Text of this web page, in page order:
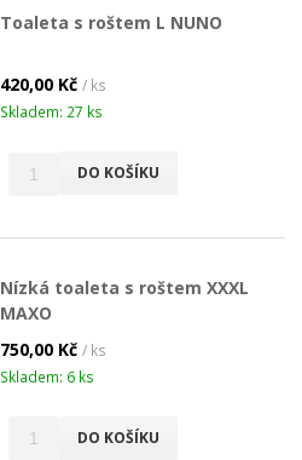
Toaleta s roštem L NUNO
420,00 Kč / ks
Skladem: 27 ks
DO KOŠÍKU
Nízká toaleta s roštem XXXL
MAXO
750,00 Kč / ks
Skladem: 6 ks
DO KOŠÍKU